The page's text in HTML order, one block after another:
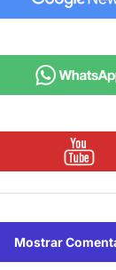
Mostrar